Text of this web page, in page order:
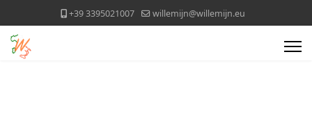
+39 3395021007 willemijn@willemijn.eu